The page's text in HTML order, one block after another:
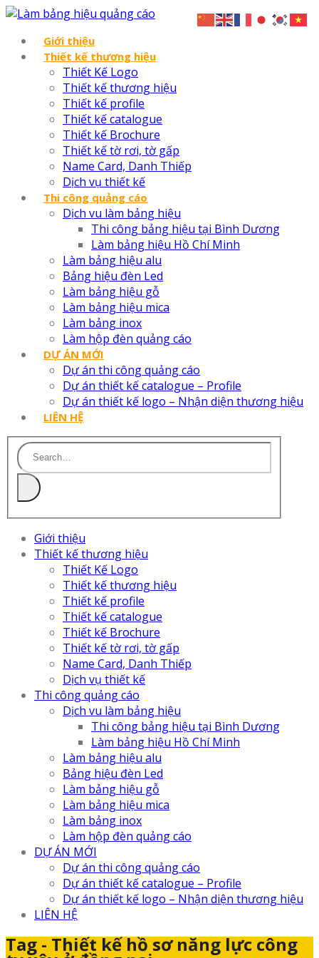
Giới thiệu
Thiết kế thương hiệu
Thiết Kế Logo
Thiết kế thương hiệu
Thiết kế profile
Thiết kế catalogue
Thiết kế Brochure
Thiết kế tờ rơi, tờ gấp
Name Card, Danh Thiếp
Dịch vụ thiết kế
Thi công quảng cáo
Dịch vu làm bảng hiệu
Thi công bảng hiệu tại Bình Dương
Làm bảng hiệu Hồ Chí Minh
Làm bảng hiệu alu
Bảng hiệu đèn Led
Làm bảng hiệu gỗ
Làm bảng hiệu mica
Làm bảng inox
Làm hộp đèn quảng cáo
DỰ ÁN MỚI
Dự án thi công quảng cáo
Dự án thiết kế catalogue – Profile
Dự án thiết kế logo – Nhận diện thương hiệu
LIÊN HỆ
Giới thiệu
Thiết kế thương hiệu
Thiết Kế Logo
Thiết kế thương hiệu
Thiết kế profile
Thiết kế catalogue
Thiết kế Brochure
Thiết kế tờ rơi, tờ gấp
Name Card, Danh Thiếp
Dịch vụ thiết kế
Thi công quảng cáo
Dịch vu làm bảng hiệu
Thi công bảng hiệu tại Bình Dương
Làm bảng hiệu Hồ Chí Minh
Làm bảng hiệu alu
Bảng hiệu đèn Led
Làm bảng hiệu gỗ
Làm bảng hiệu mica
Làm bảng inox
Làm hộp đèn quảng cáo
DỰ ÁN MỚI
Dự án thi công quảng cáo
Dự án thiết kế catalogue – Profile
Dự án thiết kế logo – Nhận diện thương hiệu
LIÊN HỆ
Tag - Thiết kế hồ sơ năng lực công